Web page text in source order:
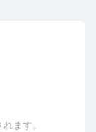
ます。